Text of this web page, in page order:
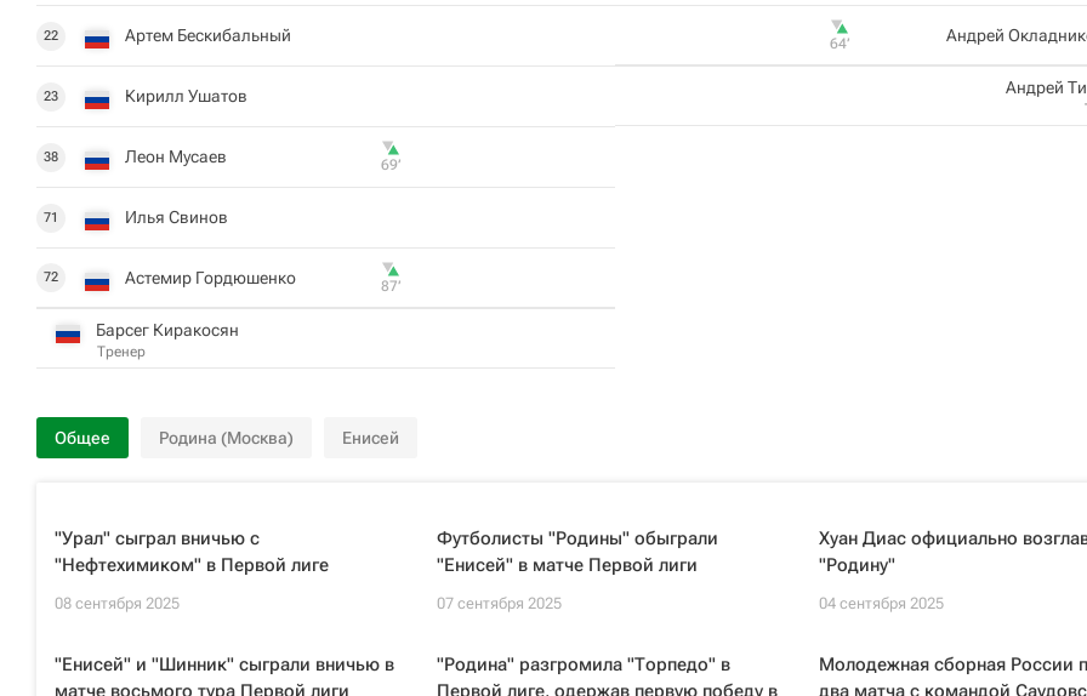
22 Артем Бескибальный
23 Кирилл Ушатов
38 Леон Мусаев 69‎’‎
71 Илья Свинов
72 Астемир Гордюшенко 87‎’‎
Барсег Киракосян
Тренер
Андрей
64‎’‎
Андрей
Общее Родина (Москва) Енисей
"Урал" сыграл вничью с
"Нефтехимиком" в Первой лиге
08 сентября 2025
Футболисты "Родины" обыграли
"Енисей" в матче Первой лиги
07 сентября 2025
Хуан Диас официально
"Родину"
04 сентября 2025
"Енисей" и "Шинник" сыграли вничью в
матче восьмого тура Первой лиги
"Родина" разгромила "Торпедо" в
Первой лиге, одержав первую победу в
Молодежная сборная России
два матча с командой